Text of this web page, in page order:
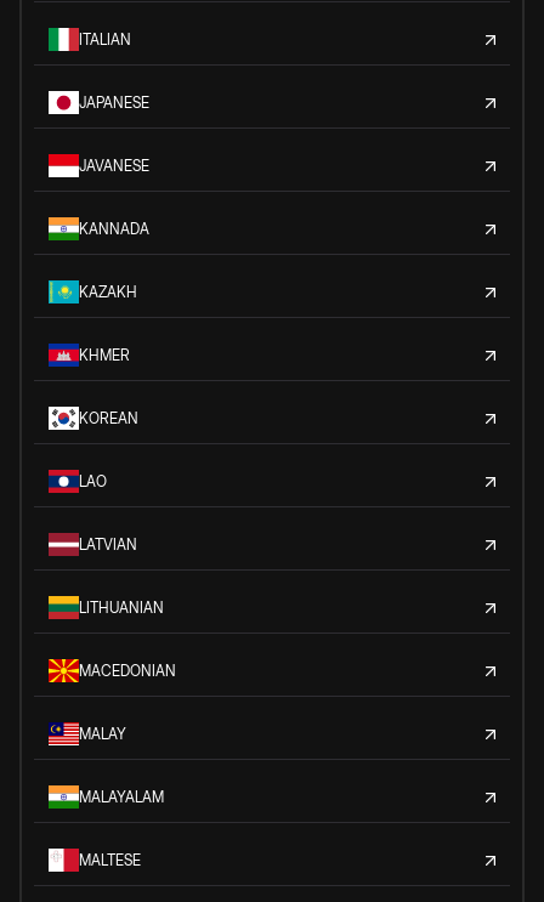
ITALIAN
JAPANESE
JAVANESE
KANNADA
KAZAKH
KHMER
KOREAN
LAO
LATVIAN
LITHUANIAN
MACEDONIAN
MALAY
MALAYALAM
MALTESE